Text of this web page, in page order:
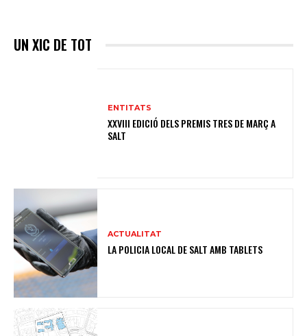
UN XIC DE TOT
ENTITATS
XXVIII EDICIÓ DELS PREMIS TRES DE MARÇ A
SALT
ACTUALITAT
LA POLICIA LOCAL DE SALT AMB TABLETS